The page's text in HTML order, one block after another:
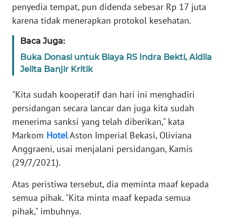
penyedia tempat, pun didenda sebesar Rp 17 juta
karena tidak menerapkan protokol kesehatan.
Baca Juga:
Buka Donasi untuk Biaya RS Indra Bekti, Aldila
Jelita Banjir Kritik
"Kita sudah kooperatif dan hari ini menghadiri
persidangan secara lancar dan juga kita sudah
menerima sanksi yang telah diberikan," kata
Markom HotelAston Imperial Bekasi, Oliviana
Anggraeni, usai menjalani persidangan, Kamis
(29/7/2021).
Atas peristiwa tersebut, dia meminta maaf kepada
semua pihak. "Kita minta maaf kepada semua
pihak," imbuhnya.
Informasi
BERITA
KONTAK
INFO
KAMI
PEDOMAN
MEDIA
SIBER